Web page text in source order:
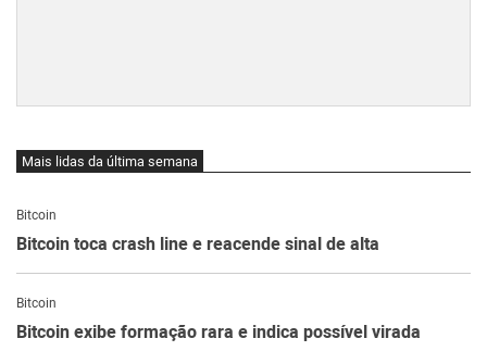
Mais lidas da última semana
Bitcoin
Bitcoin toca crash line e reacende sinal de alta
Bitcoin
Bitcoin exibe formação rara e indica possível virada